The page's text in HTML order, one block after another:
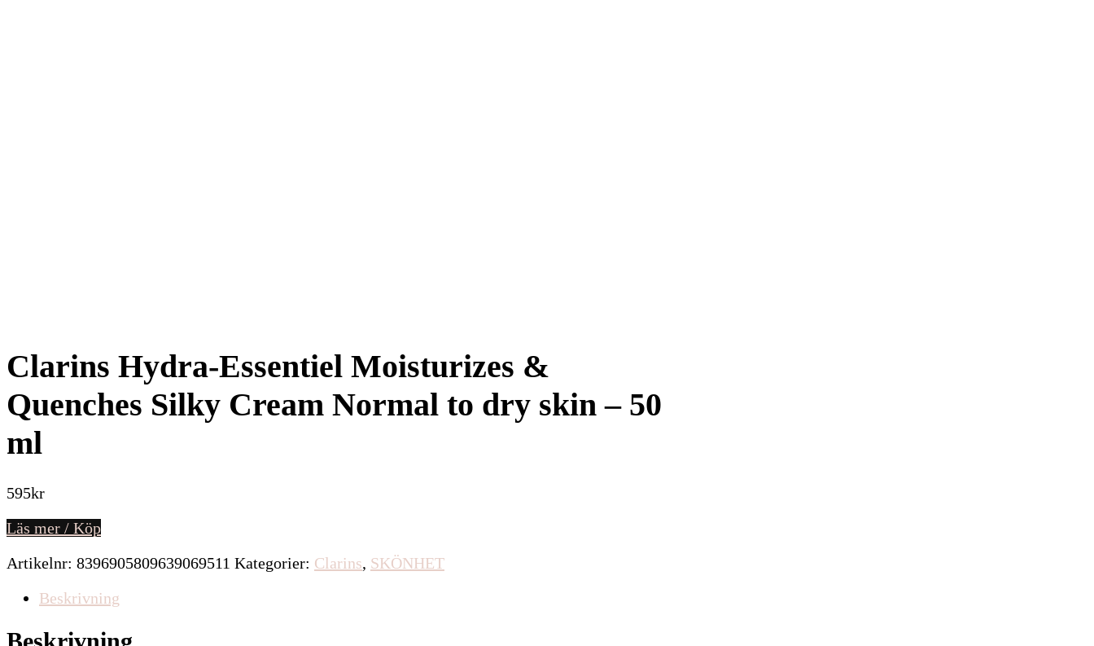
Clarins Hydra-Essentiel Moisturizes &
Quenches Silky Cream Normal to dry skin – 50
ml
595kr
Läs mer / Köp
Artikelnr: 8396905809639069511 Kategorier: Clarins, SKÖNHET
Beskrivning